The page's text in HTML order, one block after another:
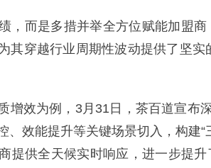
，而是多措并举全方位赋能加盟
其穿越行业周期性波动提供了坚
增效为例，3月31日，茶百道宣布
、效能提升等关键场景切入，构建
提供全天候实时响应，进一步提